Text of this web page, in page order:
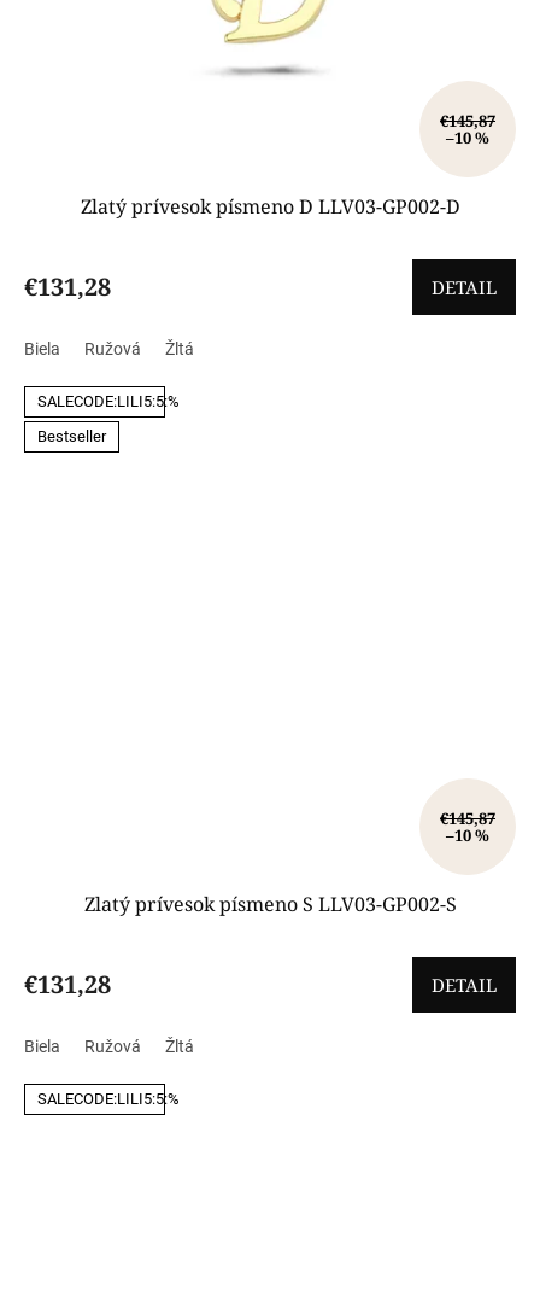
€145,87
–10 %
Zlatý prívesok písmeno D LLV03-GP002-D
€131,28 DETAIL
Biela Ružová Žltá
SALECODE:LILI5:5:%
Bestseller
€145,87
–10 %
Zlatý prívesok písmeno S LLV03-GP002-S
€131,28 DETAIL
Biela Ružová Žltá
SALECODE:LILI5:5:%